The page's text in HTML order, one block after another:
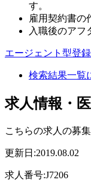
す。
雇用契約書の
入職後のアフ
エージェント型登録
検索結果一覧
求人情報・
こちらの求人の募
更新日:2019.08.02
求人番号:J7206